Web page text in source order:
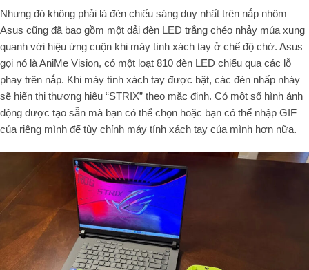
Nhưng đó không phải là đèn chiếu sáng duy nhất trên nắp nhôm –
Asus cũng đã bao gồm một dải đèn LED trắng chéo nhảy múa xung
quanh với hiệu ứng cuộn khi máy tính xách tay ở chế độ chờ. Asus
gọi nó là AniMe Vision, có một loạt 810 đèn LED chiếu qua các lỗ
phay trên nắp. Khi máy tính xách tay được bật, các đèn nhấp nháy
sẽ hiển thị thương hiệu “STRIX” theo mặc định. Có một số hình ảnh
động được tạo sẵn mà bạn có thể chọn hoặc bạn có thể nhập GIF
của riêng mình để tùy chỉnh máy tính xách tay của mình hơn nữa.